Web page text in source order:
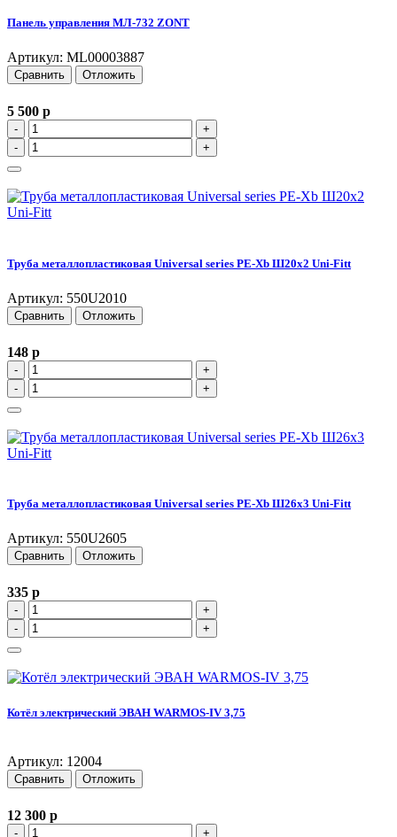
Панель управления МЛ-732 ZONT
Артикул: ML00003887
Сравнить Отложить
5 500 p
-
+
-
+
Труба металлопластиковая Universal series PE-Xb Ш20x2 Uni-Fitt
Артикул: 550U2010
Сравнить Отложить
148 p
-
+
-
+
Труба металлопластиковая Universal series PE-Xb Ш26x3 Uni-Fitt
Артикул: 550U2605
Сравнить Отложить
335 p
-
+
-
+
Котёл электрический ЭВАН WARMOS-IV 3,75
Артикул: 12004
Сравнить Отложить
12 300 p
- +